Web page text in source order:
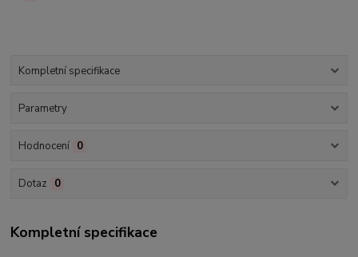
Kompletní specifikace
Parametry
Hodnocení 0
Dotaz 0
Kompletní specifikace